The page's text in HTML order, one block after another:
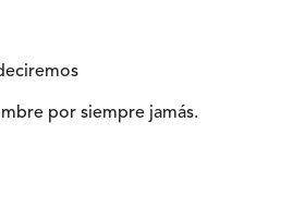
por siempre jamás.